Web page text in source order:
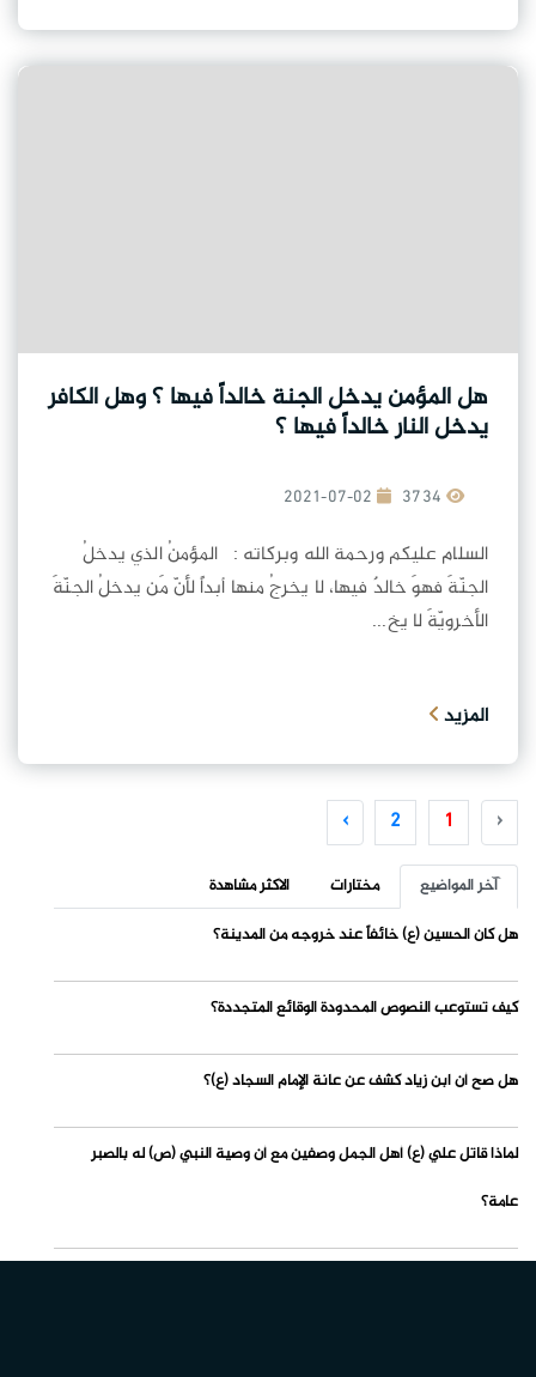
هل المؤمن يدخل الجنة خالداً فيها ؟ وهل الكافر
يدخل النار خالداً فيها ؟
2021-07-02
السلام عليكم ورحمة الله وبركاته : المؤمنُ الذي يدخلُ
الجنّةَ فهوَ خالدٌ فيها، لا يخرجُ منها أبداً لأنّ مَن يدخلُ الجنّةَ
الأخرويّةَ لا يخ...
المزيد
‹
1
2
›
آخر المواضيع مختارات
الاكثر مشاهدة
هل كان الحسين (ع) خائفاً عند خروجه من المدينة؟
كيف تستوعب النصوص المحدودة الوقائع المتجددة؟
هل صح أن ابن زياد كشف عن عانة الإمام السجاد (ع)؟
لماذا قاتل علي (ع) أهل الجمل وصفين مع أن وصية النبي (ص) له بالصبر
عامة؟